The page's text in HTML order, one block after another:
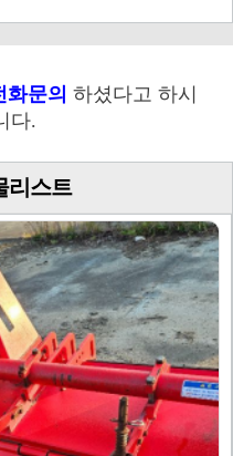
화문의 하셨다고 하시
다.
리스트